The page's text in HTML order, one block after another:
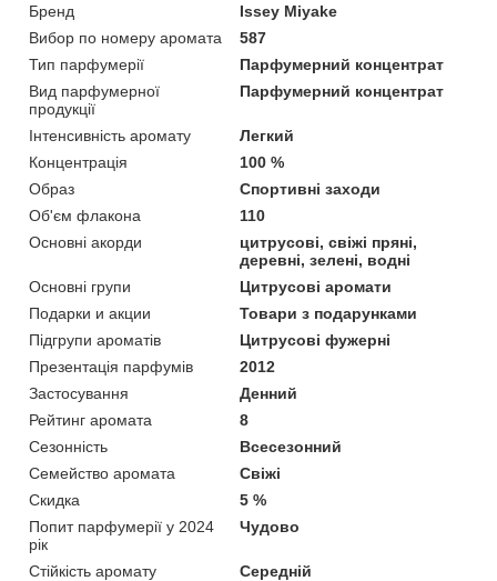
Бренд
Issey Miyake
Вибор по номеру аромата
587
Тип парфумерії
Парфумерний концентрат
Вид парфумерної
продукції
Парфумерний концентрат
Інтенсивність аромату
Легкий
Концентрація
100 %
Образ
Спортивні заходи
Об'єм флакона
110
Основні акорди
цитрусові, свіжі пряні,
деревні, зелені, водні
Основні групи
Цитрусові аромати
Подарки и акции
Товари з подарунками
Підгрупи ароматів
Цитрусові фужерні
Презентація парфумів
2012
Застосування
Денний
Рейтинг аромата
8
Сезонність
Всесезонний
Семейство аромата
Свіжі
Скидка
5 %
Попит парфумерії у 2024
рік
Чудово
Стійкість аромату
Середній